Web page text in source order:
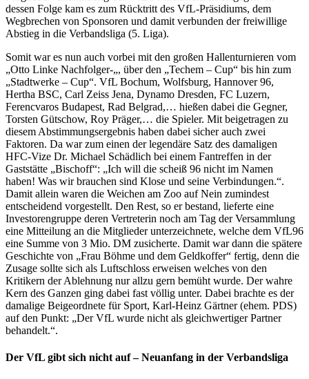
dessen Folge kam es zum Rücktritt des VfL-Präsidiums, dem
Wegbrechen von Sponsoren und damit verbunden der freiwillige
Abstieg in die Verbandsliga (5. Liga).
Somit war es nun auch vorbei mit den großen Hallenturnieren vom
„Otto Linke Nachfolger-„, über den „Techem – Cup“ bis hin zum
„Stadtwerke – Cup“. VfL Bochum, Wolfsburg, Hannover 96,
Hertha BSC, Carl Zeiss Jena, Dynamo Dresden, FC Luzern,
Ferencvaros Budapest, Rad Belgrad,… hießen dabei die Gegner,
Torsten Gütschow, Roy Präger,… die Spieler. Mit beigetragen zu
diesem Abstimmungsergebnis haben dabei sicher auch zwei
Faktoren. Da war zum einen der legendäre Satz des damaligen
HFC-Vize Dr. Michael Schädlich bei einem Fantreffen in der
Gaststätte „Bischoff“: „Ich will die scheiß 96 nicht im Namen
haben! Was wir brauchen sind Klose und seine Verbindungen.“.
Damit allein waren die Weichen am Zoo auf Nein zumindest
entscheidend vorgestellt. Den Rest, so er bestand, lieferte eine
Investorengruppe deren Vertreterin noch am Tag der Versammlung
eine Mitteilung an die Mitglieder unterzeichnete, welche dem VfL96
eine Summe von 3 Mio. DM zusicherte. Damit war dann die spätere
Geschichte von „Frau Böhme und dem Geldkoffer“ fertig, denn die
Zusage sollte sich als Luftschloss erweisen welches von den
Kritikern der Ablehnung nur allzu gern bemüht wurde. Der wahre
Kern des Ganzen ging dabei fast völlig unter. Dabei brachte es der
damalige Beigeordnete für Sport, Karl-Heinz Gärtner (ehem. PDS)
auf den Punkt: „Der VfL wurde nicht als gleichwertiger Partner
behandelt.“.
Der VfL gibt sich nicht auf – Neuanfang in der Verbandsliga